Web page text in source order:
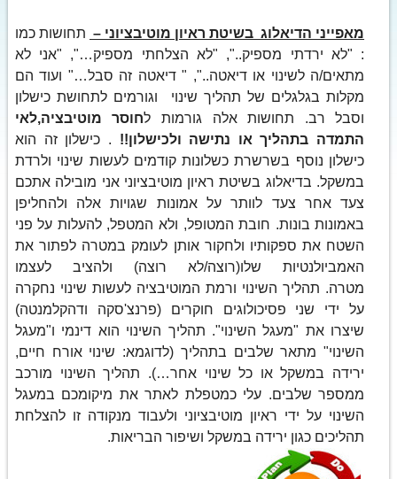
מאפייני הדיאלוג בשיטת ראיון מוטיבציוני – תחושות כמו
: "לא ירדתי מספיק..", "לא הצלחתי מספיק…", "אני לא
מתאים/ה לשינוי או דיאטה..", " דיאטה זה סבל…" ועוד הם
מקלות בגלגלים של תהליך שינוי וגורמים לתחושת כישלון
וסבל רב. תחושות אלה גורמות לחוסר מוטיבציה,לאי
התמדה בתהליך או נתישה ולכישלון!! . כישלון זה הוא
כישלון נוסף בשרשרת כשלונות קודמים לעשות שינוי ולרדת
במשקל. בדיאלוג בשיטת ראיון מוטיבציוני אני מובילה אתכם
צעד אחר צעד לוותר על אמונות שגויות אלה ולהחליפן
באמונות בונות. חובת המטופל, ולא המטפל, להעלות על פני
השטח את ספקותיו ולחקור אותן לעומק במטרה לפתור את
האמביולנטיות שלו(רוצה/לא רוצה) ולהציב לעצמו
מטרה. תהליך השינוי ורמת המוטיבציה לעשות שינוי נחקרה
על ידי שני פסיכולוגים חוקרים (פרנצ'סקה ודהקלמנטה)
שיצרו את "מעגל השינוי". תהליך השינוי הוא דינמי ו"מעגל
השינוי" מתאר שלבים בתהליך (לדוגמא: שינוי אורח חיים,
ירידה במשקל או כל שינוי אחר…). תהליך השינוי מורכב
ממספר שלבים. עלי כמטפלת לאתר את מיקומכם במעגל
השינוי על ידי ראיון מוטיבציוני ולעבוד מנקודה זו להצלחת
תהליכים כגון ירידה במשקל ושיפור הבריאות.